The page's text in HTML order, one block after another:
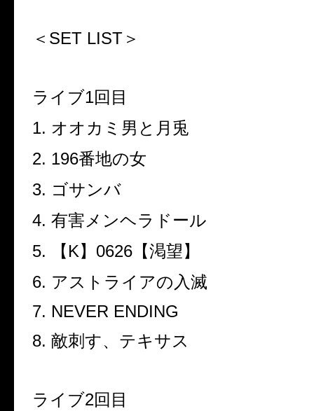
＜ SET LIST ＞
ライブ1回目
1. オオカミ男と月兎
2. 196番地の女
3. ゴサンバ
4. 有害メンヘラドール
5.
【 K】 0626 【渇望】
6. アストライアの入滅
7. NEVER ENDING
8. 敵刺す、テキサス
ライブ2回目